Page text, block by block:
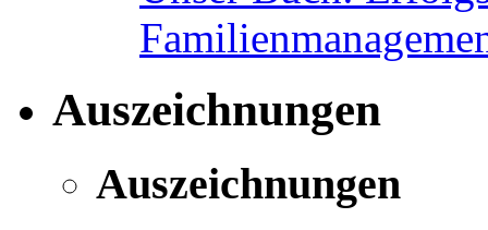
Auszeichnungen
Auszeichnungen